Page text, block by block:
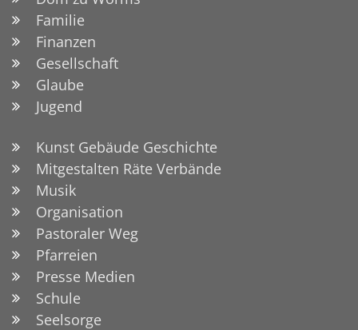
Familie
Finanzen
Gesellschaft
Glaube
Jugend
Kunst Gebäude Geschichte
Mitgestalten Räte Verbände
Musik
Organisation
Pastoraler Weg
Pfarreien
Presse Medien
Schule
Seelsorge